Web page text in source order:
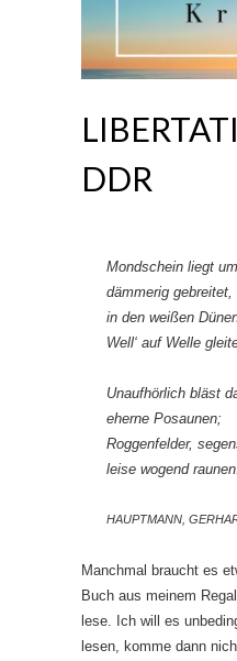
DDR
Mondschein liegt
dämmerig gebreitet,
in den weißen
Well‘ auf Welle
Unaufhörlich bläst
eherne Posaunen;
Roggenfelder,
leise wogend raunen.
HAUPTMANN,
Manchmal braucht es
Buch aus meinem
lese. Ich will es
lesen, komme dann